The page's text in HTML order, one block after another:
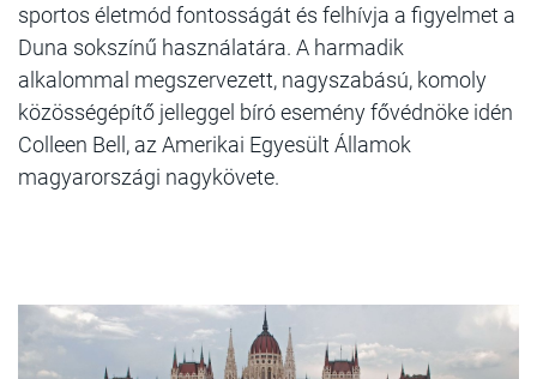
sportos életmód fontosságát és felhívja a figyelmet a
Duna sokszínű használatára. A harmadik
alkalommal megszervezett, nagyszabású, komoly
közösségépítő jelleggel bíró esemény fővédnöke idén
Colleen Bell, az Amerikai Egyesült Államok
magyarországi nagykövete.